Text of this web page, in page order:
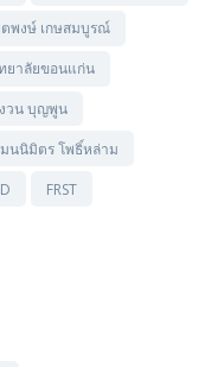
พงษ์ เกษสมบูรณ์
ยาลัยขอนแก่น
วน บุญพูน
นนิมิตร โพธิ์หล่าม
FRST